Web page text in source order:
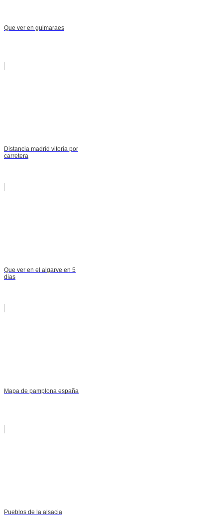
Que ver en guimaraes
Distancia madrid vitoria por
carretera
Que ver en el algarve en 5
dias
Mapa de pamplona españa
Pueblos de la alsacia